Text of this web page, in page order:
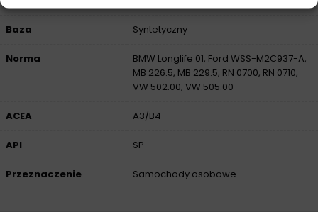
Baza Syntetyczny
Norma
BMW Longlife 01, Ford WSS-M2C937-A,
MB 226.5, MB 229.5, RN 0700, RN 0710,
VW 502.00, VW 505.00
ACEA A3/B4
API SP
Przeznaczenie Samochody osobowe